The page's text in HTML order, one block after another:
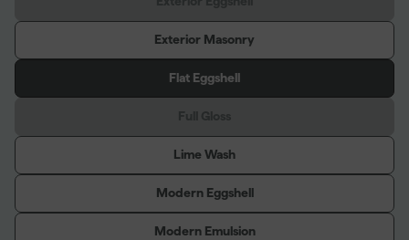
Exterior Masonry
Flat Eggshell
Lime Wash
Modern Eggshell
Modern Emulsion